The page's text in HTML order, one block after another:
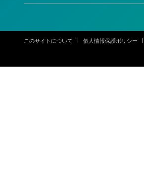
このサイトについて 個人情報保護ポリシー